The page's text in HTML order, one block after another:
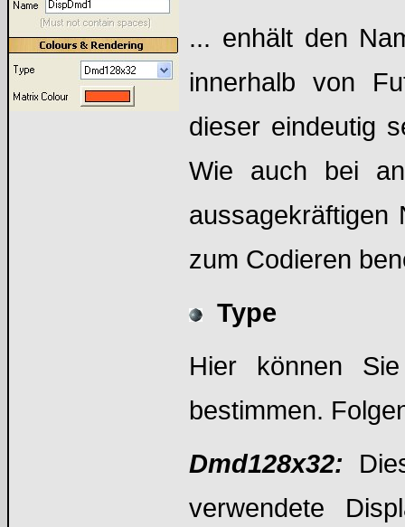
... enhält den
innerhalb von
dieser eindeutig
Wie auch bei
aussagekräftigen
zum Codieren
Type
Hier können
bestimmen.
Dmd128x32:
verwendete